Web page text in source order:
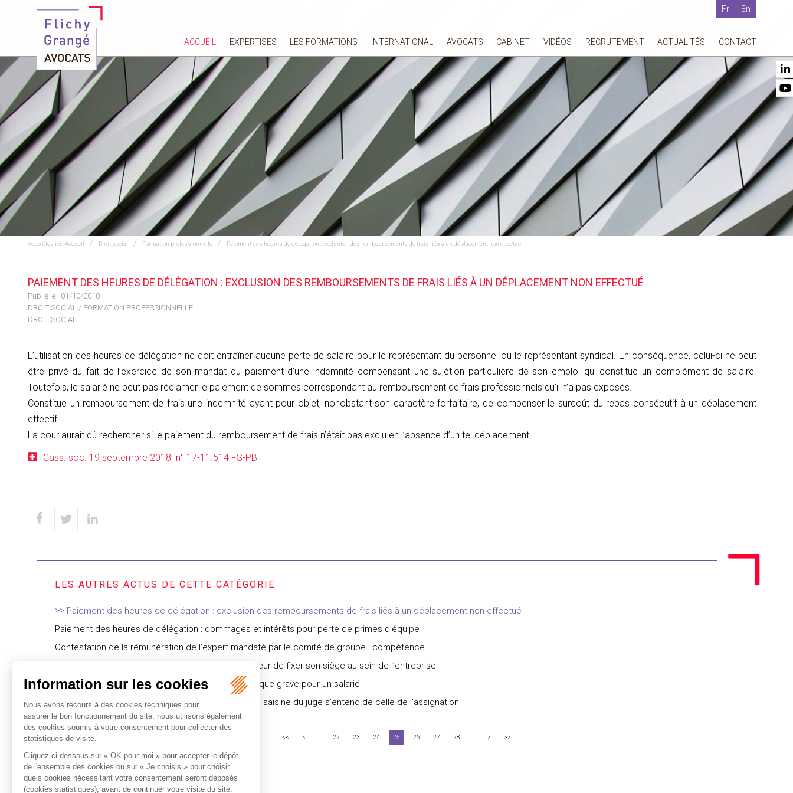
Fr En
ACCUEIL EXPERTISES LES FORMATIONS INTERNATIONAL AVOCATS CABINET VIDÉOS RECRUTEMENT ACTUALITÉS CONTACT
Vous êtes ici :Accueil Droit social Formation professionnelle Paiement des heures de délégation : exclusion des remboursements de frais liés à un déplacement non effectué
PAIEMENT DES HEURES DE DÉLÉGATION : EXCLUSION DES REMBOURSEMENTS DE FRAIS LIÉS À UN DÉPLACEMENT NON EFFECTUÉ
Publié le : 01/10/2018
DROIT SOCIAL / FORMATION PROFESSIONNELLE
DROIT SOCIAL
L’utilisation des heures de délégation ne doit entraîner aucune perte de salaire pour le représentant du personnel ou le représentant syndical. En conséquence, celui-ci ne peut
être privé du fait de l’exercice de son mandat du paiement d’une indemnité compensant une sujétion particulière de son emploi qui constitue un complément de salaire.
Toutefois, le salarié ne peut pas réclamer le paiement de sommes correspondant au remboursement de frais professionnels qu’il n’a pas exposés.
Constitue un remboursement de frais une indemnité ayant pour objet, nonobstant son caractère forfaitaire, de compenser le surcoût du repas consécutif à un déplacement
effectif.
La cour aurait dû rechercher si le paiement du remboursement de frais n’était pas exclu en l’absence d’un tel déplacement.
Cass. soc. 19 septembre 2018 n° 17-11.514 FS-PB
Paiement des heures de délégation : exclusion des remboursements de frais liés à un déplacement non effectué
Paiement des heures de délégation : dommages et intérêts pour perte de primes d’équipe
Contestation de la rémunération de l'expert mandaté par le comité de groupe : compétence
Un syndicat doit demander l’autorisation à l’employeur de fixer son siège au sein de l’entreprise
Appréciation souveraine du juge sur la notion de risque grave pour un salarié
Contestation d’une expertise du CHSCT : la date de saisine du juge s’entend de celle de l’assignation
<< < ... 22 23 24 25 26 27 28 ... > >>